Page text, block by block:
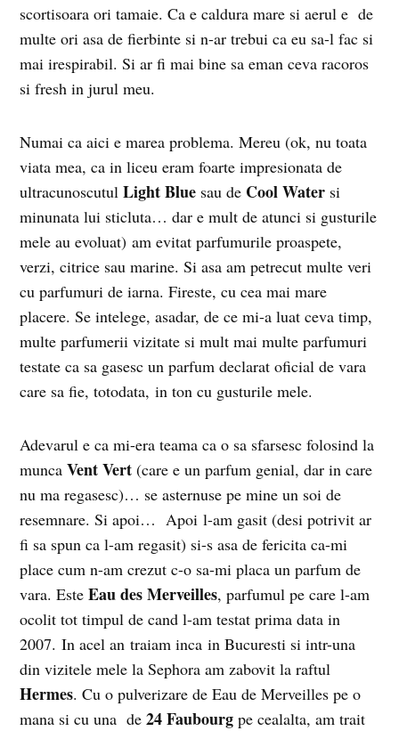
scortisoara ori tamaie. Ca e caldura mare si aerul e de
multe ori asa de fierbinte si n-ar trebui ca eu sa-l fac si
mai irespirabil. Si ar fi mai bine sa eman ceva racoros
si fresh in jurul meu.
Numai ca aici e marea problema. Mereu (ok, nu toata
viata mea, ca in liceu eram foarte impresionata de
ultracunoscutulLight Blue sau de Cool Water si
minunata lui sticluta… dar e mult de atunci si gusturile
mele au evoluat) am evitat parfumurile proaspete,
verzi, citrice sau marine. Si asa am petrecut multe veri
cu parfumuri de iarna. Fireste, cu cea mai mare
placere. Se intelege, asadar, de ce mi-a luat ceva timp,
multe parfumerii vizitate si mult mai multe parfumuri
testate ca sa gasesc un parfum declarat oficial de vara
care sa fie, totodata, in ton cu gusturile mele.
Adevarul e ca mi-era teama ca o sa sfarsesc folosind la
muncaVent Vert(care e un parfum genial, dar in care
nu ma regasesc)… se asternuse pe mine un soi de
resemnare. Si apoi… Apoi l-am gasit (desi potrivit ar
fi sa spun ca l-am regasit) si-s asa de fericita ca-mi
place cum n-am crezut c-o sa-mi placa un parfum de
vara. EsteEau des Merveilles, parfumul pe care l-am
ocolit tot timpul de cand l-am testat prima data in
2007. In acel an traiam inca in Bucuresti si intr-una
din vizitele mele la Sephora am zabovit la raftul
Hermes. Cu o pulverizare de Eau de Merveilles pe o
mana si cu una de24 Faubourg pe cealalta, am trait